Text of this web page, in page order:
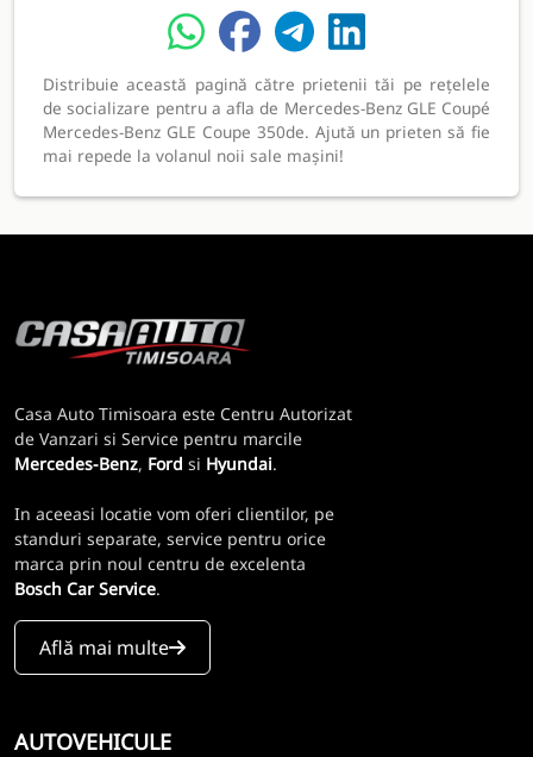
Distribuie această pagină către prietenii tăi pe rețelele
de socializare pentru a afla de Mercedes-Benz GLE Coupé
Mercedes-Benz GLE Coupe 350de. Ajută un prieten să fie
mai repede la volanul noii sale mașini!
Casa Auto Timisoara este Centru Autorizat
de Vanzari si Service pentru marcile
Mercedes-Benz, Ford si Hyundai.
In aceeasi locatie vom oferi clientilor, pe
standuri separate, service pentru orice
marca prin noul centru de excelenta
Bosch Car Service.
Află mai multe
AUTOVEHICULE